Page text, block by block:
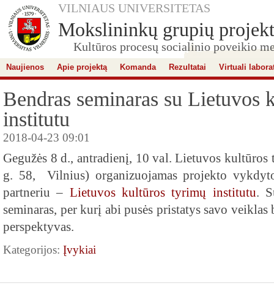
VILNIAUS UNIVERSITETAS
Mokslininkų grupių
Kultūros procesų socialinio poveikio
Naujienos Apie projektą Komanda Rezultatai Virtuali
Bendras seminaras su Lietuvos
institutu
2018-04-23 09:01
Gegužės 8 d., antradienį, 10 val. Lietuvos
g. 58, Vilnius) organizuojamas projekto
partneriu – Lietuvos kultūros tyrimų institutu.
seminaras, per kurį abi pusės pristatys savo
perspektyvas.
Kategorijos: Įvykiai